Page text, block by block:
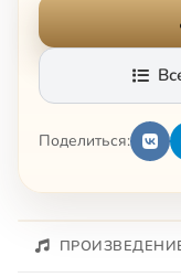
Поделиться: